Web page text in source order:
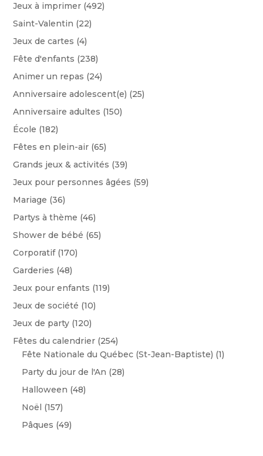
Jeux à imprimer (492)
Saint-Valentin (22)
Jeux de cartes (4)
Fête d'enfants (238)
Animer un repas (24)
Anniversaire adolescent(e) (25)
Anniversaire adultes (150)
École (182)
Fêtes en plein-air (65)
Grands jeux & activités (39)
Jeux pour personnes âgées (59)
Mariage (36)
Partys à thème (46)
Shower de bébé (65)
Corporatif (170)
Garderies (48)
Jeux pour enfants (119)
Jeux de société (10)
Jeux de party (120)
Fêtes du calendrier (254)
Fête Nationale du Québec (St-Jean-Baptiste) (1)
Party du jour de l'An (28)
Halloween (48)
Noël (157)
Pâques (49)